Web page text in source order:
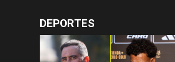
DEPORTES